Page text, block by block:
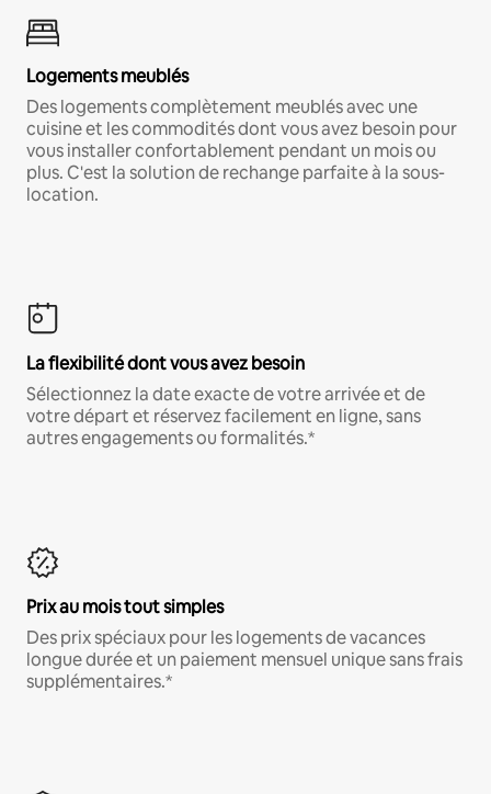
Logements meublés
Des logements complètement meublés avec une
cuisine et les commodités dont vous avez besoin pour
vous installer confortablement pendant un mois ou
plus. C'est la solution de rechange parfaite à la sous-
location.
La flexibilité dont vous avez besoin
Sélectionnez la date exacte de votre arrivée et de
votre départ et réservez facilement en ligne, sans
autres engagements ou formalités.*
Prix au mois tout simples
Des prix spéciaux pour les logements de vacances
longue durée et un paiement mensuel unique sans frais
supplémentaires.*